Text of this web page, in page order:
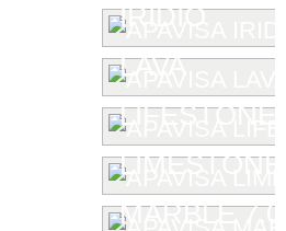
IRIDIO
LAVA
LIFESTONE
LIMESTONE
MARBLE 7.0